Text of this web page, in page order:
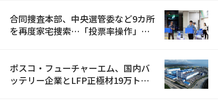
合同捜査本部、中央選管委など9カ所
を再度家宅捜索…「投票率操作」の
ポスコ・フューチャーエム、国内バ
ッテリー企業とLFP正極材19万トン